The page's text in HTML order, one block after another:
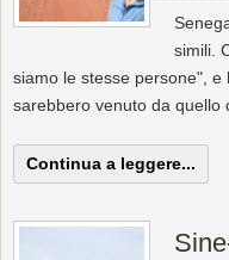
simili.
siamo le stesse persone",
sarebbero venuto da quello
Continua a leggere...